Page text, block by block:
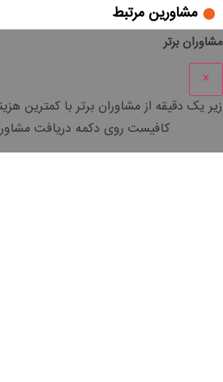
مشاورین مرتبط
مشاوران برتر
×
زیر یک دقیقه از مشاوران برتر باکمترین
کافیست روی دکمه دریافت